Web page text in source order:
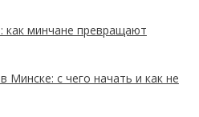
как минчане превращают
Минске: с чего начать и как не